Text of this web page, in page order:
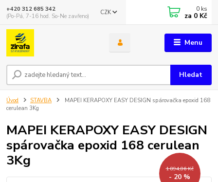
Menu
CZK
Hledat
+420 312 685 342
(Po-Pá, 7-16 hod. So-Ne zavřeno)
0 ks
za 0 Kč
Úvod STAVBA
MAPEI KERAPOXY EASY DESIGN spárovačka epoxid 168
cerulean 3Kg
MAPEI KERAPOXY EASY DESIGN
spárovačka epoxid 168 cerulean
3Kg
1 894,86 Kč
- 20 %